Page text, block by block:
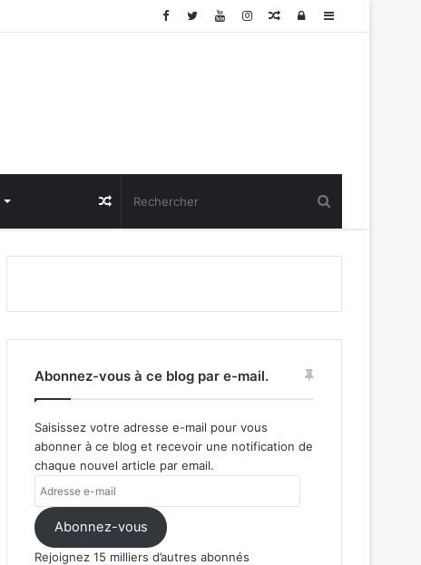
Sidebar
Connexion
Article
Article
Aléatoire
Abonnez-vous à ce blog par e-mail.
Saisissez votre adresse e-mail pour vous
abonner à ce blog et recevoir une notification de
chaque nouvel article par email.
Adresse
e-
mail Abonnez-vous
Rejoignez 15 milliers d’autres abonnés